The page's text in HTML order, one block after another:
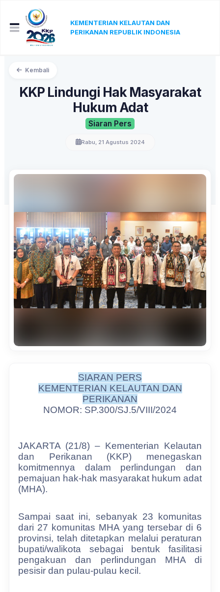
KEMENTERIAN KELAUTAN DAN
PERIKANAN REPUBLIK INDONESIA
Kembali
KKP Lindungi Hak Masyarakat
Hukum Adat
Siaran Pers
Rabu, 21 Agustus 2024
SIARAN PERS
KEMENTERIAN KELAUTAN DAN
PERIKANAN
NOMOR: SP.300/SJ.5/VIII/2024
JAKARTA (21/8) – Kementerian Kelautan
dan Perikanan (KKP) menegaskan
komitmennya dalam perlindungan dan
pemajuan hak-hak masyarakat hukum adat
(MHA).
Sampai saat ini, sebanyak 23 komunitas
dari 27 komunitas MHA yang tersebar di 6
provinsi, telah ditetapkan melalui peraturan
bupati/walikota sebagai bentuk fasilitasi
pengakuan dan perlindungan MHA di
pesisir dan pulau-pulau kecil.